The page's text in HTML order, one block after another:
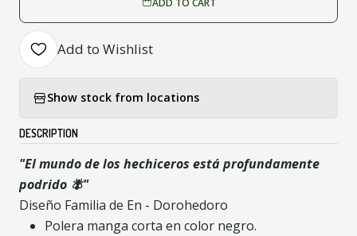
Add to Wishlist
Show stock from locations
DESCRIPTION
"El mundo de los hechiceros está profundamente
podrido 🪰"
Diseño Familia de En - Dorohedoro
Polera manga corta en color negro.